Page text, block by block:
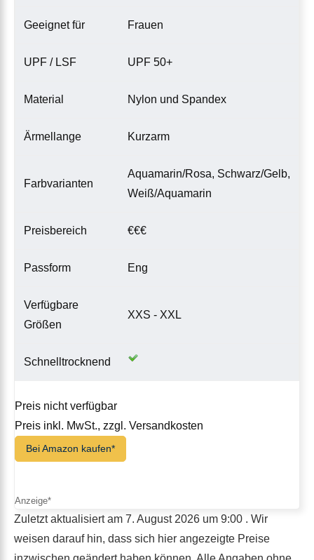
Geeignet für Frauen
UPF / LSF UPF 50+
Material Nylon und Spandex
Ärmellange Kurzarm
Farbvarianten
Aquamarin/Rosa, Schwarz/Gelb,
Weiß/Aquamarin
Preisbereich €€€
Passform Eng
Verfügbare
Größen
XXS - XXL
Schnelltrocknend
Preis nicht verfügbar
Preis inkl. MwSt., zzgl. Versandkosten
Bei Amazon kaufen*
Zuletzt aktualisiert am 7. August 2026 um 9:00 . Wir
weisen darauf hin, dass sich hier angezeigte Preise